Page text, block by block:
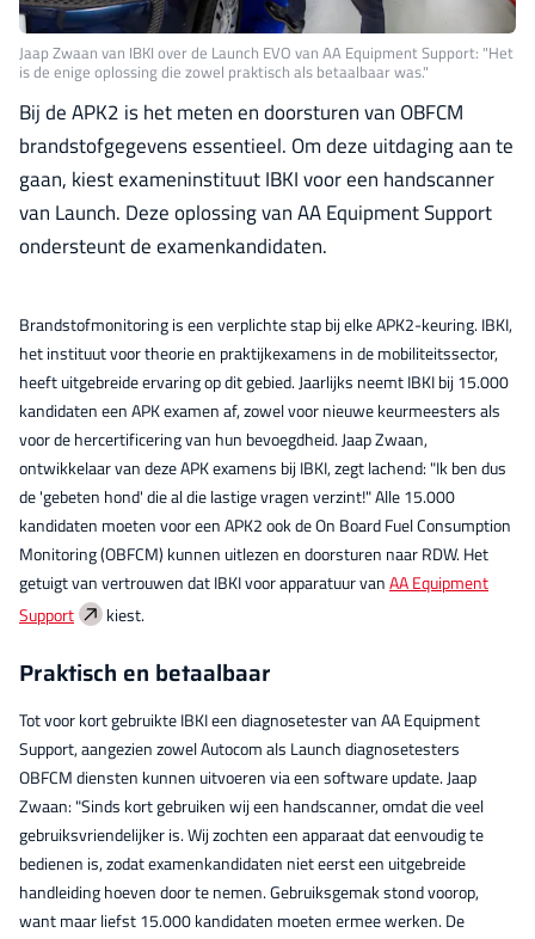
Jaap Zwaan van IBKI over de Launch EVO van AA Equipment Support: "Het
is de enige oplossing die zowel praktisch als betaalbaar was."
Bij de APK2 is het meten en doorsturen van OBFCM
brandstofgegevens essentieel. Om deze uitdaging aan te
gaan, kiest exameninstituut IBKI voor een handscanner
van Launch. Deze oplossing van AA Equipment Support
ondersteunt de examenkandidaten.
Brandstofmonitoring is een verplichte stap bij elke APK2-keuring. IBKI,
het instituut voor theorie en praktijkexamens in de mobiliteitssector,
heeft uitgebreide ervaring op dit gebied. Jaarlijks neemt IBKI bij 15.000
kandidaten een APK examen af, zowel voor nieuwe keurmeesters als
voor de hercertificering van hun bevoegdheid. Jaap Zwaan,
ontwikkelaar van deze APK examens bij IBKI, zegt lachend: "Ik ben dus
de 'gebeten hond' die al die lastige vragen verzint!" Alle 15.000
kandidaten moeten voor een APK2 ook de On Board Fuel Consumption
Monitoring (OBFCM) kunnen uitlezen en doorsturen naar RDW. Het
getuigt van vertrouwen dat IBKI voor apparatuur vanAA Equipment
Support
kiest.
Praktisch en betaalbaar
Tot voor kort gebruikte IBKI een diagnosetester van AA Equipment
Support, aangezien zowel Autocom als Launch diagnosetesters
OBFCM diensten kunnen uitvoeren via een software update. Jaap
Zwaan: "Sinds kort gebruiken wij een handscanner, omdat die veel
gebruiksvriendelijker is. Wij zochten een apparaat dat eenvoudig te
bedienen is, zodat examenkandidaten niet eerst een uitgebreide
handleiding hoeven door te nemen. Gebruiksgemak stond voorop,
want maar liefst 15.000 kandidaten moeten ermee werken. De